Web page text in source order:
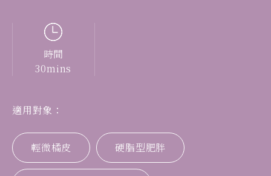
時間
30mins
適用對象：
輕微橘皮 硬脂型肥胖